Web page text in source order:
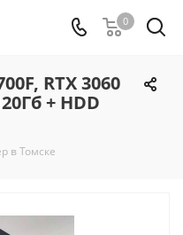
0
RTX 3060
+ HDD
в Томске